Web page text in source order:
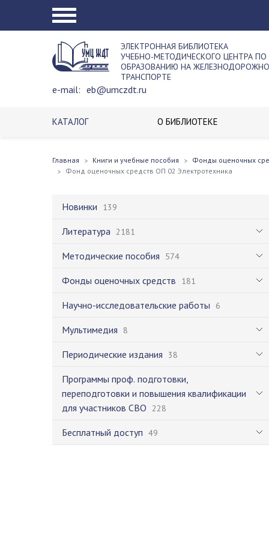
ЭЛЕКТРОННАЯ БИБЛИОТЕКА
УЧЕБНО-МЕТОДИЧЕСКОГО ЦЕНТРА ПО
ОБРАЗОВАНИЮ НА
ТРАНСПОРТЕ
e-mail: eb@umczdt.ru
КАТАЛОГ О БИБЛИОТЕКЕ
Главная Книги и учебные пособия Фонды оценочных
Фонд оценочных средств ОП 02 Электротехника
Новинки 139
Литература 2181
Методические пособия 574
Фонды оценочных средств 181
Научно-исследовательские работы 6
Мультимедия 8
Периодические издания 38
Программы проф. подготовки,
переподготовки и повышения квалификации
для участников СВО 228
Бесплатный доступ 49